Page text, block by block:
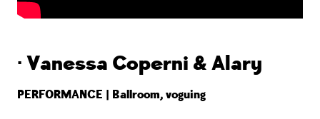
· Vanessa Coperni & Alary
PERFORMANCE | Ballroom, voguing